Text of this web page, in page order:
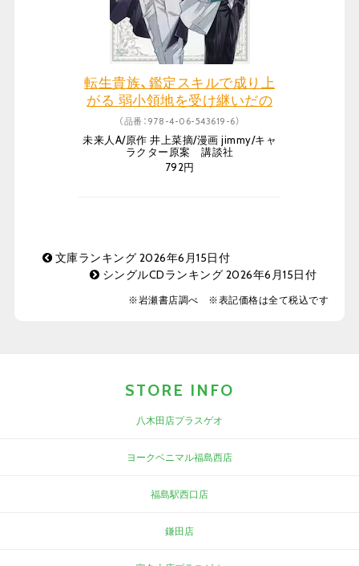
転生貴族、鑑定スキルで成り上
がる 弱小領地を受け継いだの
で、優秀な人材を増やしていた
ら、最強領地になってた 21
（品番：978-4-06-543619-6）
未来人A/原作 井上菜摘/漫画 jimmy/キャ
ラクター原案 講談社
792円
文庫ランキング 2026年6月15日付
シングルCDランキング 2026年6月15日付
※岩瀬書店調べ ※表記価格は全て税込です
STORE INFO
八木田店プラスゲオ
ヨークベニマル福島西店
福島駅西口店
鎌田店